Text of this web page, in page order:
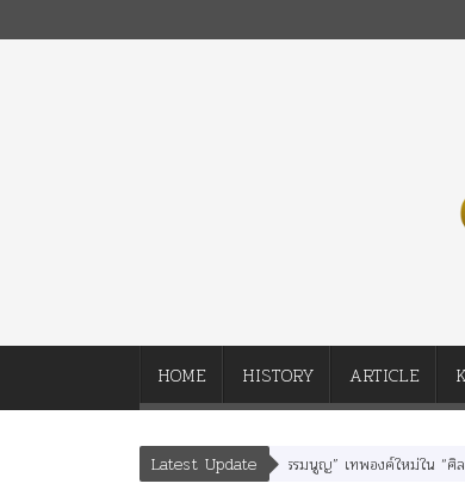
HOME HISTORY ARTICLE
Latest Update
ยุหเสนา” “อรุณเทพบุตร” และ “เทพีรัฐธรรมนูญ” เทพองค์ใหม่ใน “ศิลปะค